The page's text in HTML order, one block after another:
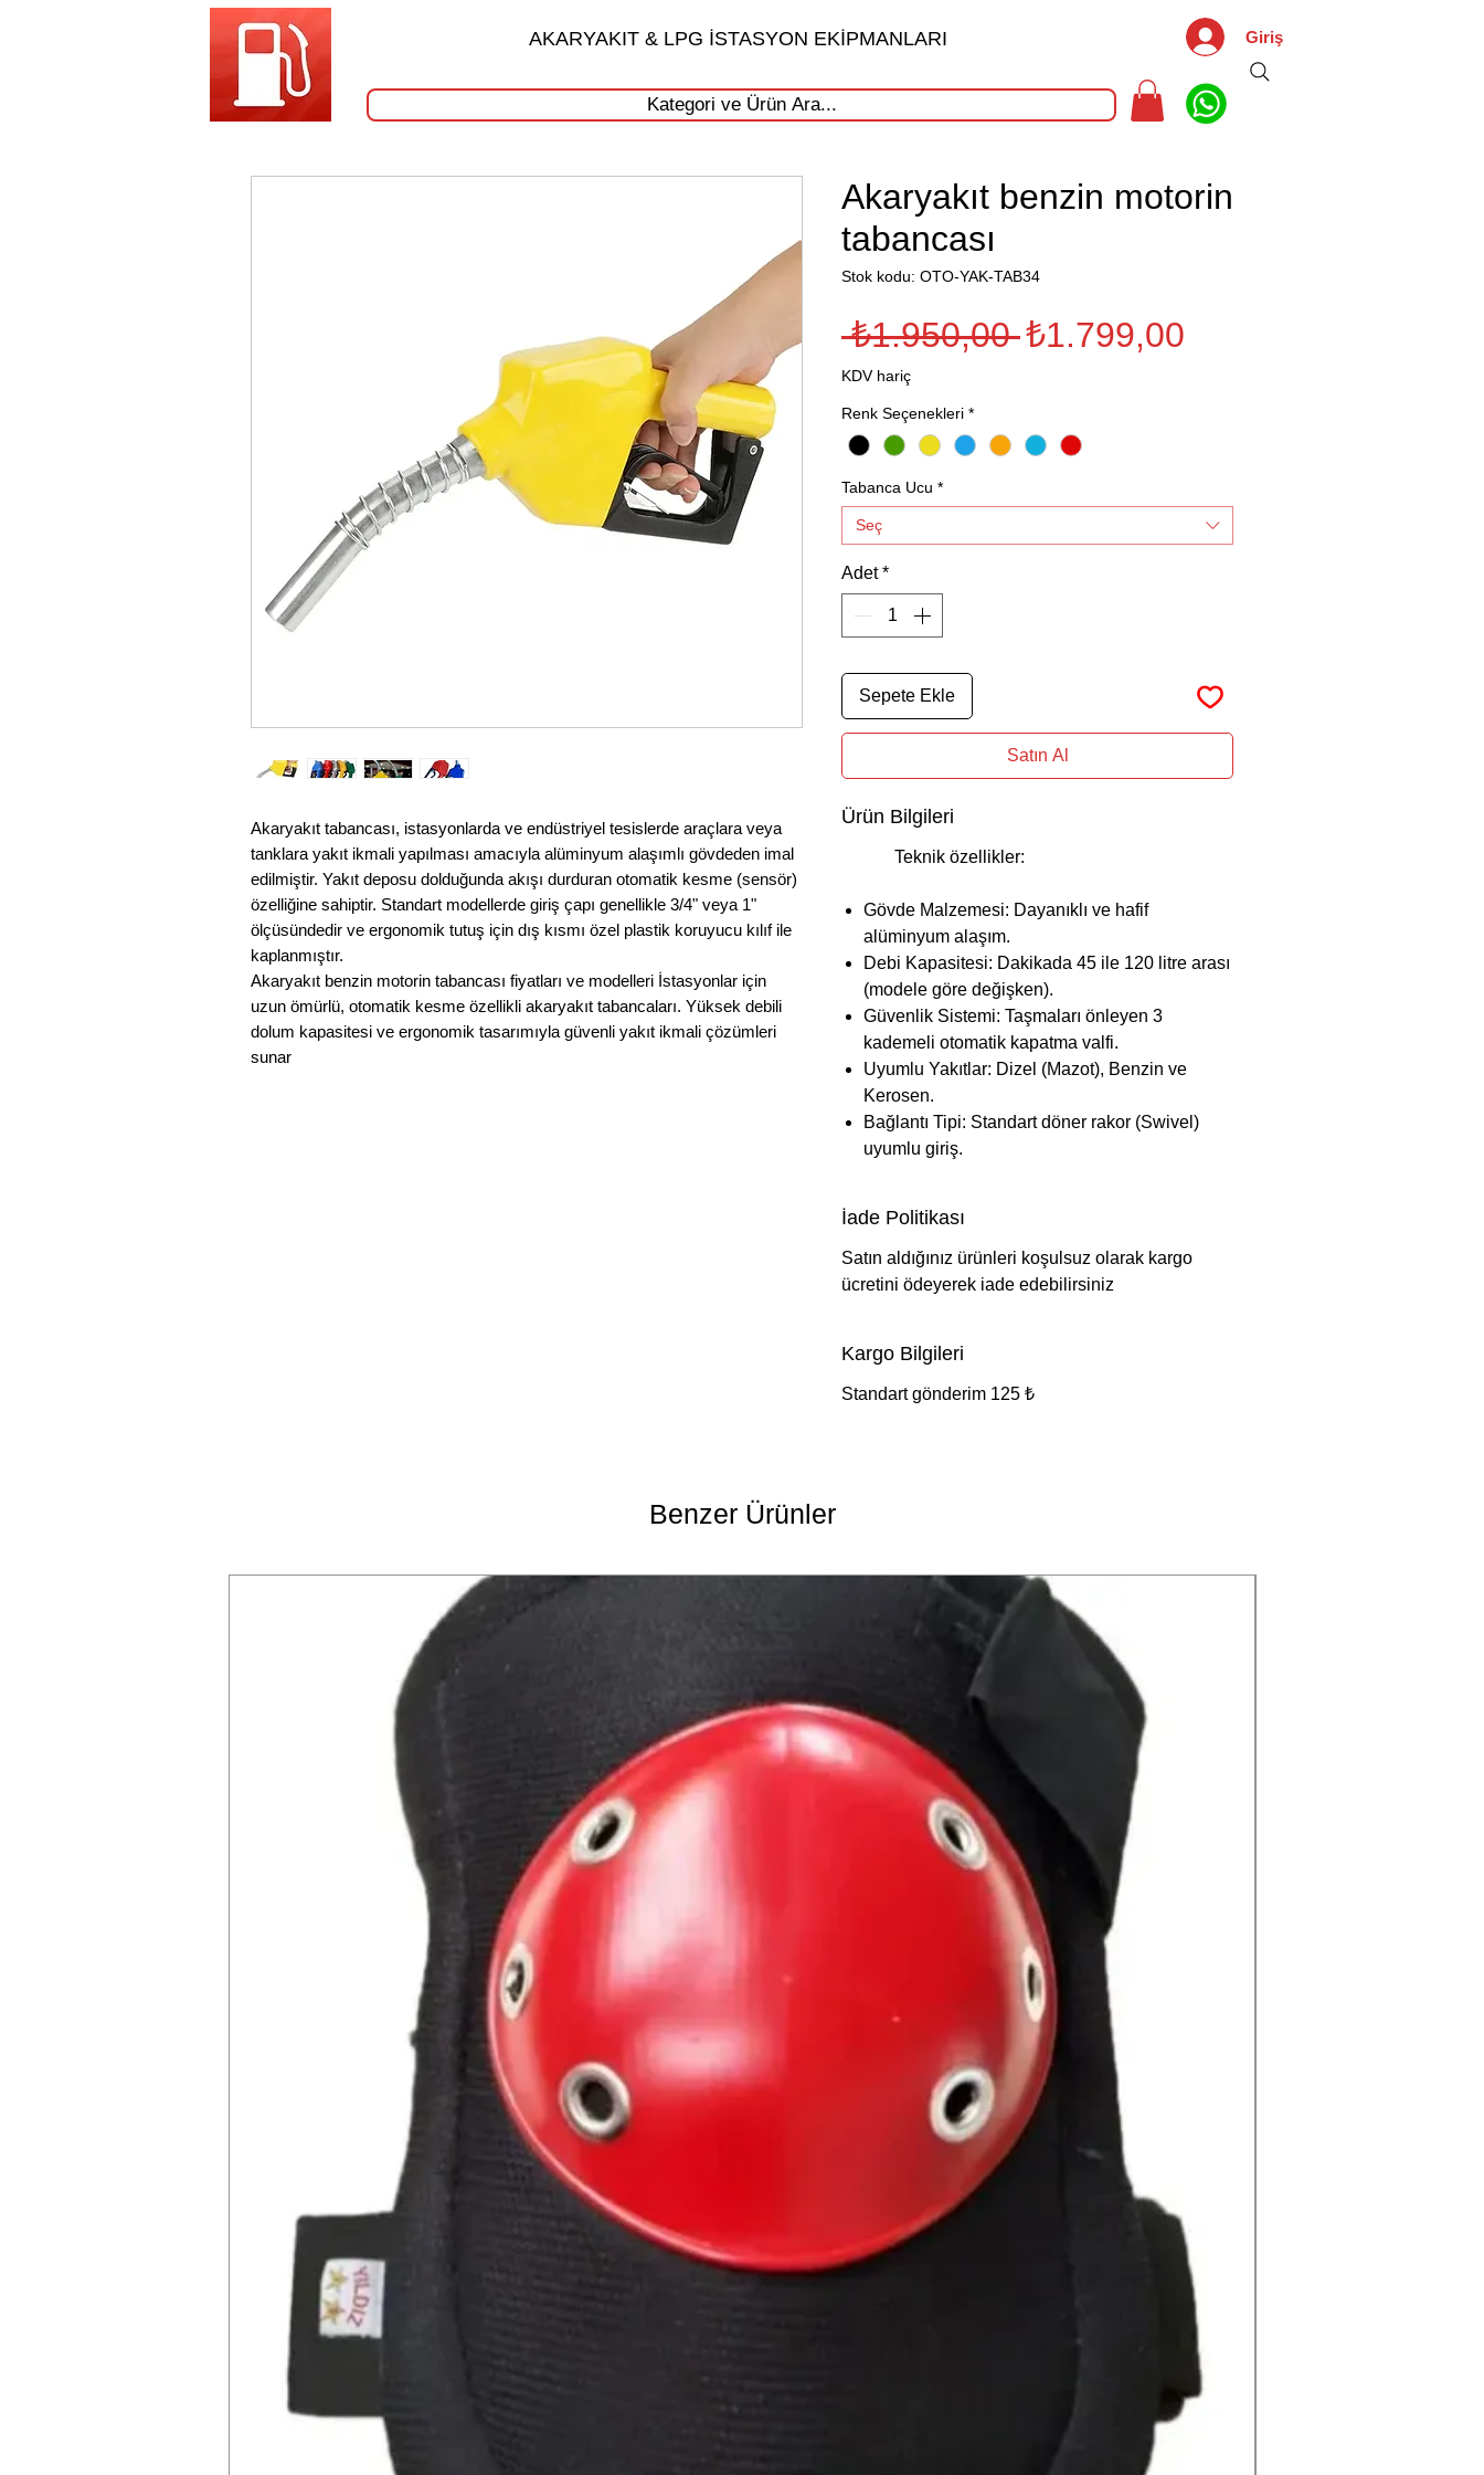
AKARYAKIT & LPG İSTASYON EKİPMANLARI
Kategori ve Ürün Ara...
Giriş
Akaryakıt tabancası, istasyonlarda ve endüstriyel tesislerde araçlara veya
tanklara yakıt ikmali yapılması amacıyla alüminyum alaşımlı gövdeden imal
edilmiştir. Yakıt deposu dolduğunda akışı durduran otomatik kesme (sensör)
özelliğine sahiptir. Standart modellerde giriş çapı genellikle 3/4" veya 1"
ölçüsündedir ve ergonomik tutuş için dış kısmı özel plastik koruyucu kılıf ile
kaplanmıştır.
Akaryakıt benzin motorin tabancası fiyatları ve modelleri İstasyonlar için
uzun ömürlü, otomatik kesme özellikli akaryakıt tabancaları. Yüksek debili
dolum kapasitesi ve ergonomik tasarımıyla güvenli yakıt ikmali çözümleri
sunar
Akaryakıt benzin motorin
tabancası
Stok kodu: OTO-YAK-TAB34
₺1.950,00 Normal
₺1.799,00
KDV hariç
Renk Seçenekleri *
Tabanca Ucu *
Seç
Adet *
Sepete Ekle
Satın Al
Ürün Bilgileri
Teknik özellikler:
Gövde Malzemesi: Dayanıklı ve hafif
alüminyum alaşım.
Debi Kapasitesi: Dakikada 45 ile 120 litre arası
(modele göre değişken).
Güvenlik Sistemi: Taşmaları önleyen 3
kademeli otomatik kapatma valfi.
Uyumlu Yakıtlar: Dizel (Mazot), Benzin ve
Kerosen.
Bağlantı Tipi: Standart döner rakor (Swivel)
uyumlu giriş.
İade Politikası
Satın aldığınız ürünleri koşulsuz olarak kargo
ücretini ödeyerek iade edebilirsiniz
Kargo Bilgileri
Standart gönderim 125 ₺
Benzer Ürünler